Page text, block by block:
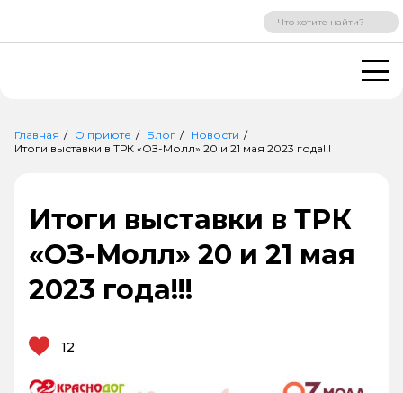
ВХОД РЕГИСТРАЦИЯ
Главная О приюте Блог
Новости
Итоги выставки в ТРК «OЗ-Молл» 20 и 21 мая 2023 года!!!
Итоги выставки в ТРК
«OЗ-Молл» 20 и 21 мая
2023 года!!!
12